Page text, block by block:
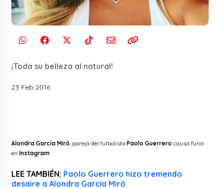
¡Toda su belleza al natural!
23 Feb 2016
Alondra García Miró , pareja del futbolistaPaolo Guerrero causa furor
en Instagram
LEE TAMBIÉN: Paolo Guerrero hizo tremendo
desaire a Alondra García Miró